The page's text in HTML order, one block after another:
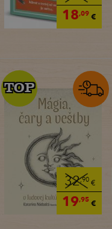
18,09€
32,90€
19,95€
TOP
TOP